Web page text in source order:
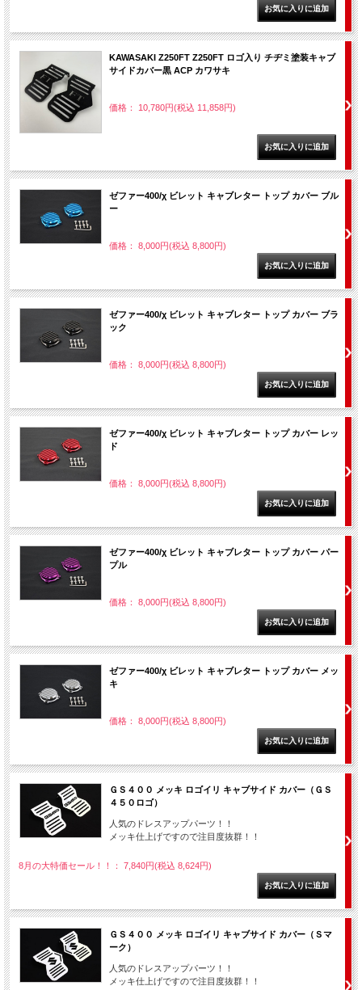
KAWASAKI Z250FT Z250FT ロゴ入り チヂミ塗装キャブ
サイドカバー黒 ACP カワサキ
価格： 10,780円(税込 11,858円)
ゼファー400/χ ビレット キャブレター トップ カバー ブル
ー
価格： 8,000円(税込 8,800円)
ゼファー400/χ ビレット キャブレター トップ カバー ブラ
ック
価格： 8,000円(税込 8,800円)
ゼファー400/χ ビレット キャブレター トップ カバー レッ
ド
価格： 8,000円(税込 8,800円)
ゼファー400/χ ビレット キャブレター トップ カバー パー
プル
価格： 8,000円(税込 8,800円)
ゼファー400/χ ビレット キャブレター トップ カバー メッ
キ
価格： 8,000円(税込 8,800円)
ＧＳ４００ メッキ ロゴイリ キャブサイド カバー（ＧＳ
４５０ロゴ）
人気のドレスアップパーツ！！
メッキ仕上げですので注目度抜群！！
8月の大特価セール！！： 7,840円(税込 8,624円)
ＧＳ４００ メッキ ロゴイリ キャブサイド カバー（Ｓマ
ーク）
人気のドレスアップパーツ！！
メッキ仕上げですので注目度抜群！！